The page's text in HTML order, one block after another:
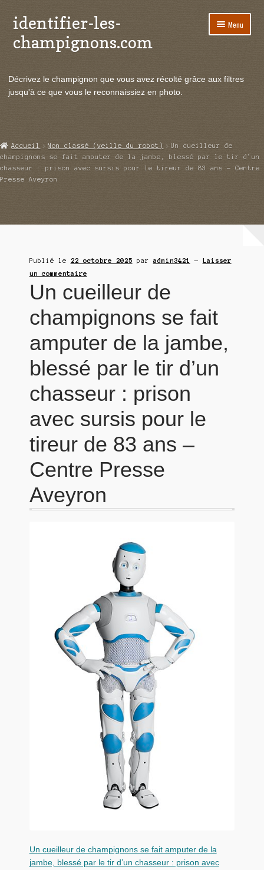
Aller
à
la
Aller
au
contenu
identifier-les-
champignons.com
Menu
le
Actualités
enfant
Echanges et contacts
le
menu
Mycologie
Ouvrir
Décrivez le champignon que vous avez récolté grâce aux filtres
jusqu'à ce que vous le reconnaissiez en photo.
Accueil Non classé (veille du robot)
Un cueilleur de
champignons se fait amputer de la jambe, blessé par le tir d’un
chasseur : prison avec sursis pour le tireur de 83 ans – Centre
Presse Aveyron
Publié le 22 octobre 2025 paradmin3421 — Laisser
un commentaire
Un cueilleur de
champignons se fait
amputer de la jambe,
blessé par le tir d’un
chasseur : prison
avec sursis pour le
tireur de 83 ans –
Centre Presse
Aveyron
Un cueilleur de champignons se fait amputer de la
jambe, blessé par le tir d’un chasseur : prison avec